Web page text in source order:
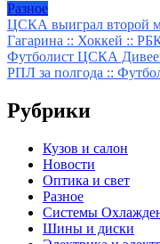
Разное
Навигация
по
записям
ЦСКА выиграл второй
Гагарина :: Хоккей ::
Футболист ЦСКА
РПЛ за полгода ::
Рубрики
Кузов и салон
Новости
Оптика и свет
Разное
Системы
Шины и диски